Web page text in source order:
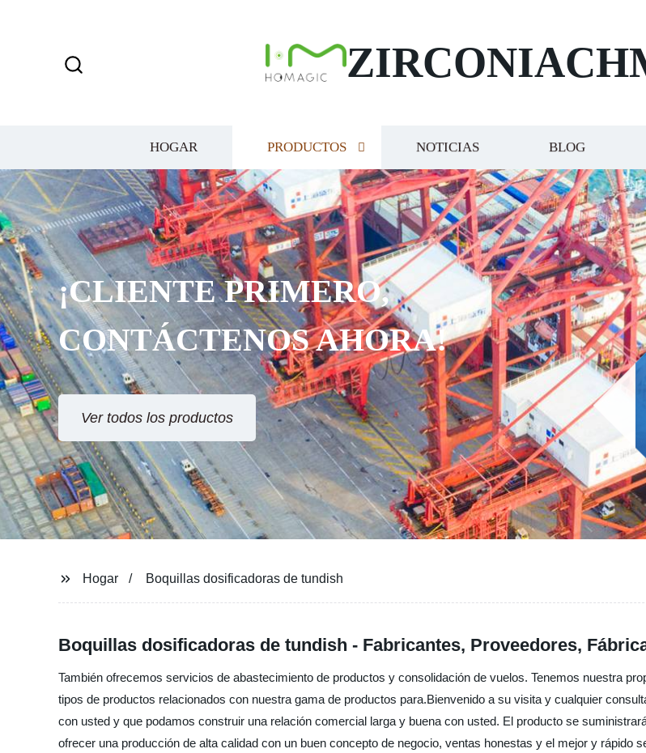
HOGAR PRODUCTOS NOTICIAS BLOG
¡CLIENTE PRIMERO,
CONTÁCTENOS AHORA!
Ver todos los productos
Hogar Boquillas dosificadoras de tundish
Boquillas dosificadoras de tundish - Fabricantes, Proveedores,
También ofrecemos servicios de abastecimiento de productos y consolidación de vuelos. Tenemos nuestra
tipos de productos relacionados con nuestra gama de productos para.Bienvenido a su visita y cualquier
con usted y que podamos construir una relación comercial larga y buena con usted. El producto se
ofrecer una producción de alta calidad con un buen concepto de negocio, ventas honestas y el mejor y rápido